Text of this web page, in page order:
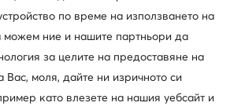
137,99€
по време на използването на
можем ние и нашите партньори да
за целите на предоставяне на
Вас, моля, дайте ни изричното си
като влезете на нашия уебсайт и